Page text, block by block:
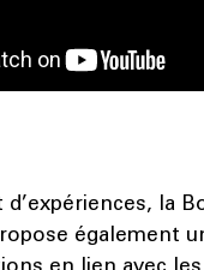
d’expériences, la
également
en lien avec